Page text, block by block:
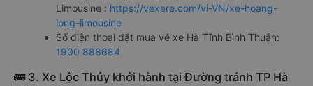
Limousine : https://vexere.com/vi-VN/xe-hoang-
long-limousine
Số điện thoại đặt mua vé xe Hà Tĩnh Bình Thuận:
1900 888684
🚌 3. Xe Lộc Thủy khởi hành tại Đường tránh TP Hà